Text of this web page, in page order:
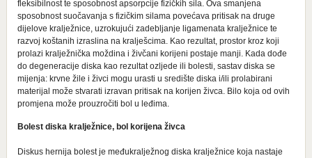
fleksibilnost te sposobnost apsorpcije fizičkih sila. Ova smanjena
sposobnost suočavanja s fizičkim silama povećava pritisak na druge
dijelove kralježnice, uzrokujući zadebljanje ligamenata kralježnice te
razvoj koštanih izraslina na kralješcima. Kao rezultat, prostor kroz koji
prolazi kralježnička moždina i živčani korijeni postaje manji. Kada dođe
do degeneracije diska kao rezultat ozljede ili bolesti, sastav diska se
mijenja: krvne žile i živci mogu urasti u središte diska i/ili prolabirani
materijal može stvarati izravan pritisak na korijen živca. Bilo koja od ovih
promjena može prouzročiti bol u leđima.
Bolest diska kralježnice, bol korijena živca
Diskus hernija bolest je međukralježnog diska kralježnice koja nastaje